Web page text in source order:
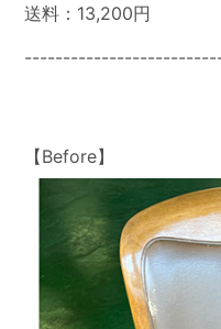
送料：13,200円
【Before】